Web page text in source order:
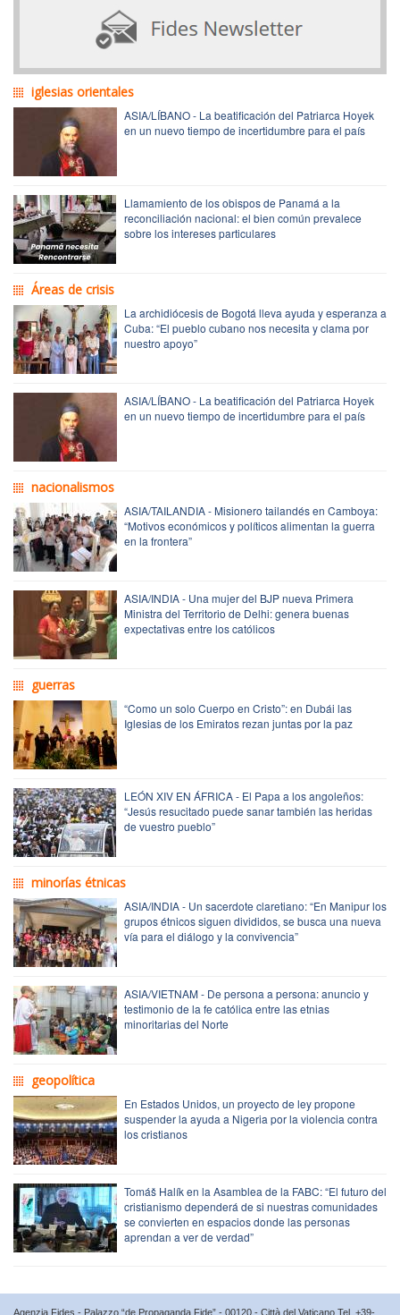
iglesias orientales
ASIA/LÍBANO - La beatificación del Patriarca Hoyek
en un nuevo tiempo de incertidumbre para el país
Llamamiento de los obispos de Panamá a la
reconciliación nacional: el bien común prevalece
sobre los intereses particulares
Áreas de crisis
La archidiócesis de Bogotá lleva ayuda y esperanza a
Cuba: “El pueblo cubano nos necesita y clama por
nuestro apoyo”
ASIA/LÍBANO - La beatificación del Patriarca Hoyek
en un nuevo tiempo de incertidumbre para el país
nacionalismos
ASIA/TAILANDIA - Misionero tailandés en Camboya:
“Motivos económicos y políticos alimentan la guerra
en la frontera”
ASIA/INDIA - Una mujer del BJP nueva Primera
Ministra del Territorio de Delhi: genera buenas
expectativas entre los católicos
guerras
“Como un solo Cuerpo en Cristo”: en Dubái las
Iglesias de los Emiratos rezan juntas por la paz
LEÓN XIV EN ÁFRICA - El Papa a los angoleños:
“Jesús resucitado puede sanar también las heridas
de vuestro pueblo”
minorías étnicas
ASIA/INDIA - Un sacerdote claretiano: “En Manipur los
grupos étnicos siguen divididos, se busca una nueva
vía para el diálogo y la convivencia”
ASIA/VIETNAM - De persona a persona: anuncio y
testimonio de la fe católica entre las etnias
minoritarias del Norte
geopolítica
En Estados Unidos, un proyecto de ley propone
suspender la ayuda a Nigeria por la violencia contra
los cristianos
Tomáš Halík en la Asamblea de la FABC: “El futuro del
cristianismo dependerá de si nuestras comunidades
se convierten en espacios donde las personas
aprendan a ver de verdad”
Agenzia Fides - Palazzo “de Propaganda Fide” - 00120 - Città del Vaticano Tel. +39-